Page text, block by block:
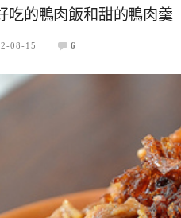
吃的鴨肉飯和甜的鴨肉羹
08-15 6